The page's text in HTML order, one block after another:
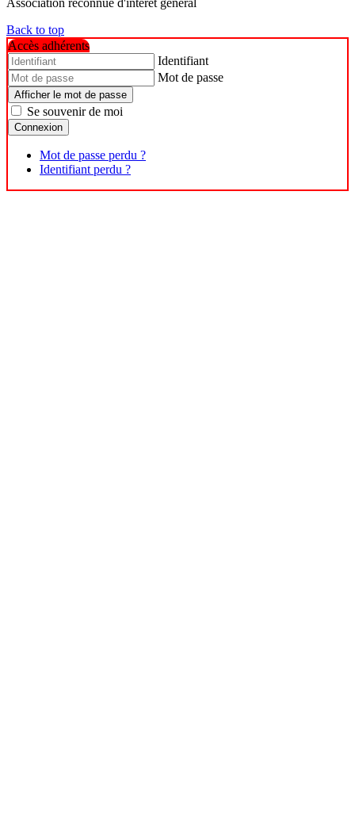
Back to top
Accès adhérents
Identifiant
Mot de passe
Afficher le mot de passe
Se souvenir de moi
Connexion
Mot de passe perdu ?
Identifiant perdu ?